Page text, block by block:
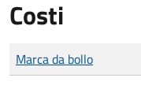
Costi
Tipo di pagamento
Importo
Marca da bollo